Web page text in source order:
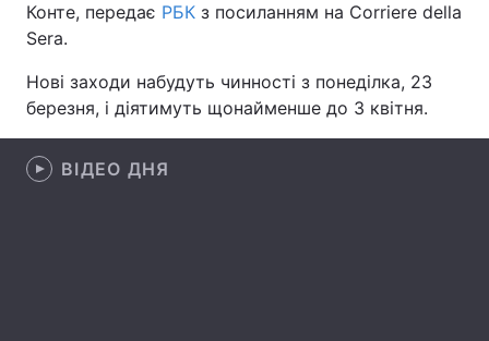
Спорт
Техно і зв'язок Лайт
Здоров'я
Конте, передає РБК з посиланням на Corriere della
Sera.
Нові заходи набудуть чинності з понеділка, 23
березня, і діятимуть щонайменше до 3 квітня.
ВІДЕО ДНЯ